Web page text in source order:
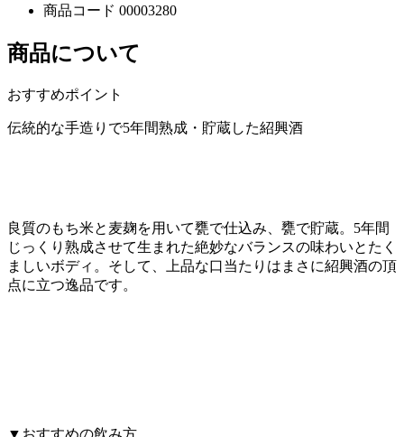
商品コード 00003280
商品について
おすすめポイント
伝統的な手造りで5年間熟成・貯蔵した紹興酒
良質のもち米と麦麹を用いて甕で仕込み、甕で貯蔵。5年間
じっくり熟成させて生まれた絶妙なバランスの味わいとたく
ましいボディ。そして、上品な口当たりはまさに紹興酒の頂
点に立つ逸品です。
▼おすすめの飲み方